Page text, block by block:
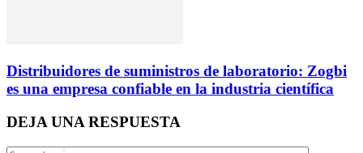
Distribuidores de suministros de laboratorio: Zogbi
es una empresa confiable en la industria científica
DEJA UNA RESPUESTA